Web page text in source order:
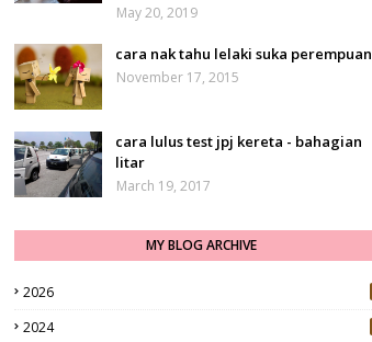
May 20, 2019
cara nak tahu lelaki suka perempuan
November 17, 2015
cara lulus test jpj kereta - bahagian
litar
March 19, 2017
MY BLOG ARCHIVE
2026
2024